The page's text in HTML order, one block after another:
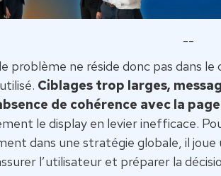
--
problème ne réside donc pas dans le
Ciblages trop larges,
de cohérence avec la
le display en levier inefficace.
dans une stratégie globale, il
l’utilisateur et préparer la